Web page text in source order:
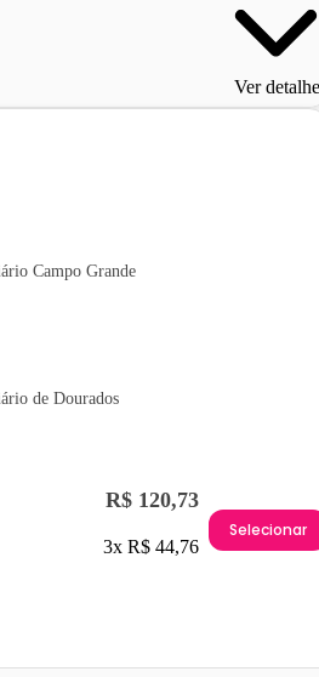
Ver
Campo Grande
de Dourados
R$ 120,73
3x R$ 44,76
Selecionar